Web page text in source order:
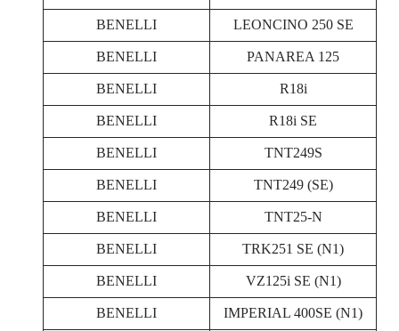
BENELLI
LEONCINO 250 SE
BENELLI
PANAREA 125
BENELLI
R18i
BENELLI
R18i SE
BENELLI
TNT249S
BENELLI
TNT249 (SE)
BENELLI
TNT25-N
BENELLI
TRK251 SE (N1)
BENELLI
VZ125i SE (N1)
BENELLI
IMPERIAL 400SE (N1)